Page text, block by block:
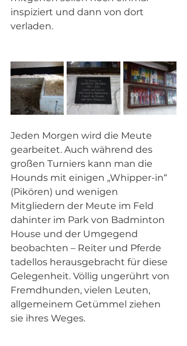
inspiziert und dann von dort
verladen.
Jeden Morgen wird die Meute
gearbeitet. Auch während des
großen Turniers kann man die
Hounds mit einigen „Whipper-in“
(Pikören) und wenigen
Mitgliedern der Meute im Feld
dahinter im Park von Badminton
House und der Umgegend
beobachten – Reiter und Pferde
tadellos herausgebracht für diese
Gelegenheit. Völlig ungerührt von
Fremdhunden, vielen Leuten,
allgemeinem Getümmel ziehen
sie ihres Weges.